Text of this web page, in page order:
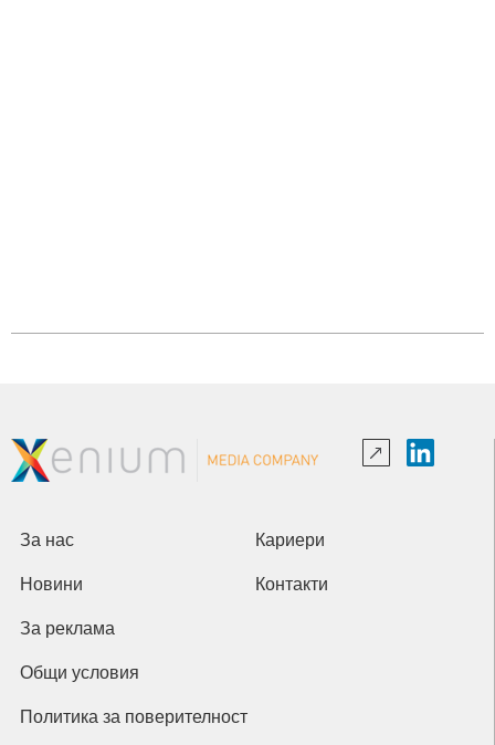
За нас Кариери
Новини Контакти
За реклама
Общи условия
Политика за поверителност